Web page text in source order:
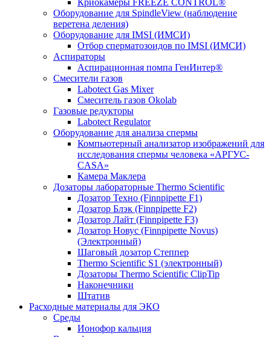
Оборудование для SpindleView (наблюдение
веретена деления)
Оборудование для IMSI (ИМСИ)
Отбор сперматозоидов по IMSI (ИМСИ)
Аспираторы
Аспирационная помпа ГенИнтер®
Смесители газов
Labotect Gas Mixer
Смеситель газов Okolab
Газовые редукторы
Labotect Regulator
Оборудование для анализа спермы
Компьютерный анализатор изображений для
исследования спермы человека «АРГУС-
CASA»
Камера Маклера
Дозаторы лабораторные Thermo Scientific
Дозатор Техно (Finnpipette F1)
Дозатор Блэк (Finnpipette F2)
Дозатор Лайт (Finnpipette F3)
Дозатор Новус (Finnpipette Novus)
(Электронный)
Шаговый дозатор Степпер
Thermo Scientific S1 (электронный)
Дозаторы Thermo Scientific ClipTip
Наконечники
Штатив
Расходные материалы для ЭКО
Среды
Ионофор кальция